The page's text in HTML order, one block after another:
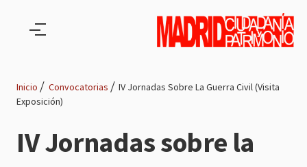
de
Inicio Convocatorias
IV Jornadas Sobre La Guerra Civil (Visita
Exposición)
IV Jornadas sobre la